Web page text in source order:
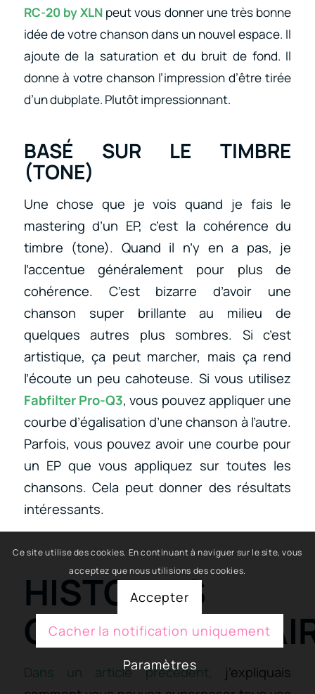
RC-20 by XLN peut vous donner une très bonne
idée de votre chanson dans un nouvel espace. Il
ajoute de la saturation et du bruit de fond. Il
donne à votre chanson l’impression d’être tirée
d’un dubplate. Plutôt impressionnant.
BASÉ SUR LE TIMBRE
(TONE)
Une chose que je vois quand je fais le
mastering d’un EP, c’est la cohérence du
timbre (tone). Quand il n’y en a pas, je
l’accentue généralement pour plus de
cohérence. C’est bizarre d’avoir une
chanson super brillante au milieu de
quelques autres plus sombres. Si c’est
artistique, ça peut marcher, mais ça rend
l’écoute un peu cahoteuse. Si vous utilisez
Fabfilter Pro-Q3, vous pouvez appliquer une
courbe d’égalisation d’une chanson à l’autre.
Parfois, vous pouvez avoir une courbe pour
un EP que vous appliquez sur toutes les
chansons. Cela peut donner des résultats
intéressants.
HISTOIRES
Dans un article précédent,
j’expliquais
Ce site utilise des cookies. En continuant à naviguer sur le site, vous
acceptez que nous utilisions des cookies.
Accepter
Cacher la notification uniquement
Paramètres